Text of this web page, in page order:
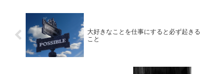
大好きなことを仕事にすると必ず起きる
こと